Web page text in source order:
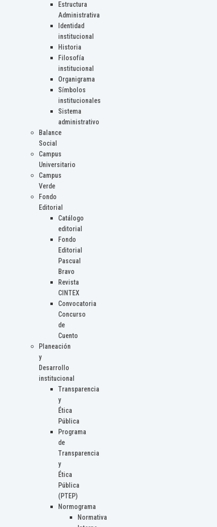
Estructura
Administrativa
Identidad
institucional
Historia
Filosofía
institucional
Organigrama
Símbolos
institucionales
Sistema
administrativo
Balance
Social
Campus
Universitario
Campus
Verde
Fondo
Editorial
Catálogo
editorial
Fondo
Editorial
Pascual
Bravo
Revista
CINTEX
Convocatoria
Concurso
de
Cuento
Planeación
y
Desarrollo
institucional
Transparencia
y
Ética
Pública
Programa
de
Transparencia
y
Ética
Pública
(PTEP)
Normograma
Normativa